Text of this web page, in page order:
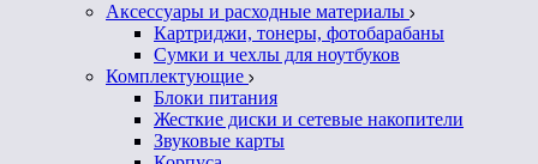
Аксессуары и расходные материалы
Картриджи, тонеры, фотобарабаны
Сумки и чехлы для ноутбуков
Комплектующие
Блоки питания
Жесткие диски и сетевые накопители
Звуковые карты